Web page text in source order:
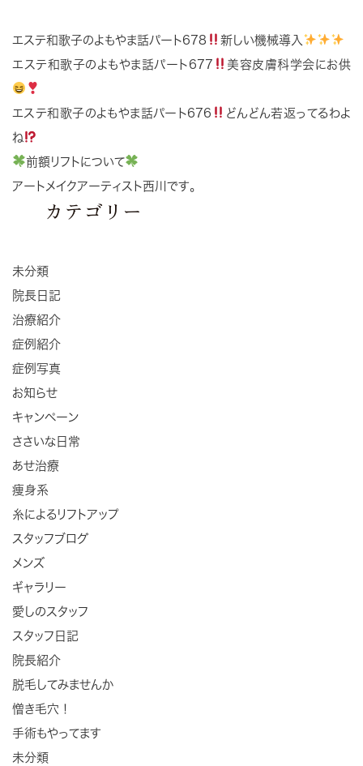
エステ和歌子のよもやま話パート678
新しい機械導入
エステ和歌子のよもやま話パート677
美容皮膚科学会にお供
エステ和歌子のよもやま話パート676
どんどん若返ってるわよ
ね
前額リフトについて
アートメイクアーティスト西川です。
カテゴリー
未分類
院長日記
治療紹介
症例紹介
症例写真
お知らせ
キャンペーン
ささいな日常
あせ治療
痩身系
糸によるリフトアップ
スタッフブログ
メンズ
ギャラリー
愛しのスタッフ
スタッフ日記
院長紹介
脱毛してみませんか
憎き毛穴！
手術もやってます
未分類